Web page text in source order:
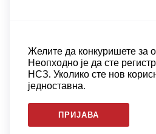
Желите да конкуришете за
Неопходно је да сте
НСЗ. Уколико сте нов
једноставна.
ПРИЈАВА